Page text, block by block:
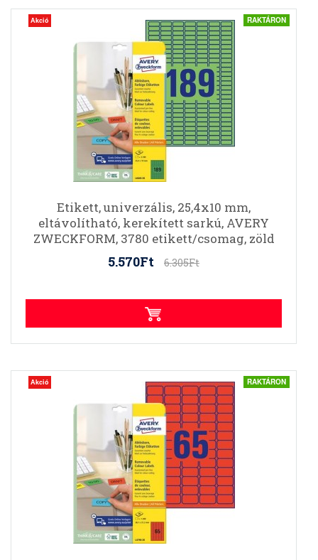
Akció RAKTÁRON
Etikett, univerzális, 25,4x10 mm,
eltávolítható, kerekített sarkú, AVERY
ZWECKFORM, 3780 etikett/csomag, zöld
5.570Ft 6.305Ft
Akció RAKTÁRON